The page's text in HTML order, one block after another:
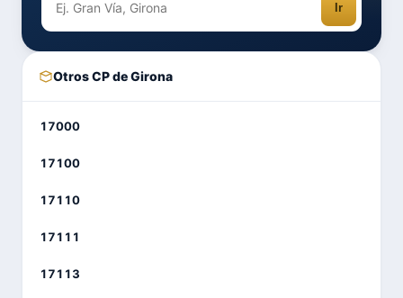
Ir
Otros CP de Girona
17000
17100
17110
17111
17113